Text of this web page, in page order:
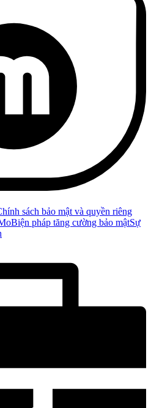
sách bảo mật và quyền riêng
Biện pháp tăng cường bảo mậtSự